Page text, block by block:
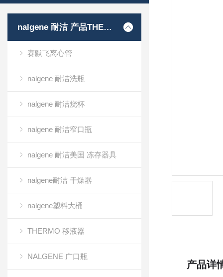
nalgene 耐洁 产品THERMO 赛默飞
赛默飞离心管
nalgene 耐洁洗瓶
nalgene 耐洁烧杯
nalgene 耐洁窄口瓶
nalgene 耐洁美国 冻存器具
nalgene耐洁 干燥器
nalgene塑料大桶
THERMO 移液器
NALGENE 广口瓶
产品详